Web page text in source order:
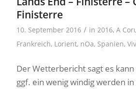
Finisterre
10. September 2016 / in 2016, A
Frankreich, Lorient, nOa, Spanien,
Der Wetterbericht sagt es
ggf. ein wenig windig werden